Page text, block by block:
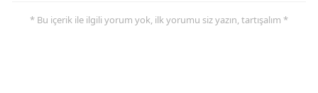
* Bu içerik ile ilgili yorum yok, ilk yorumu siz yazın, tartışalım *